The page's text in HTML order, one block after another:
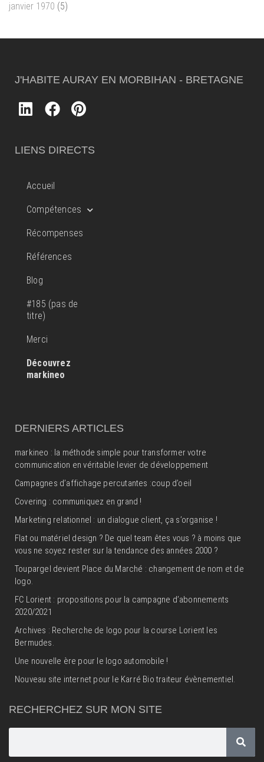
janvier 1970 (5)
J'HABITE AURAY EN MORBIHAN - BRETAGNE
LIENS DIRECTS
Accueil
Compétences
Récompenses
Références
Blog
#185 (pas de
titre)
Merci
Découvrez
markineo
DERNIERS ARTICLES
markineo : la méthode simple pour transformer votre
communication en véritable levier de développement
Campagnes d’affichage percutantes :coup d’oeil
Covering : communiquez en grand !
Marketing relationnel : un dialogue client, ça s’organise !
Flat ou matériel design ? De quel team êtes vous ? à moins que
vous ne soyez rester sur la tendance des années 2000 ?
Toupargel devient Place du Marché : changement de nom et de
logo.
FC Lorient : propositions pour la campagne d’abonnements
2020/2021
Archives : Recherche de logo pour la course Lorient les
Bermudes.
Une nouvelle ère pour le logo automobile !
Nouveau site internet pour le Karré Bio traiteur évènementiel.
RECHERCHEZ SUR MON SITE